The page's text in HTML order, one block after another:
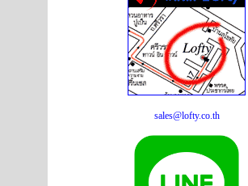
sales@lofty.co.th